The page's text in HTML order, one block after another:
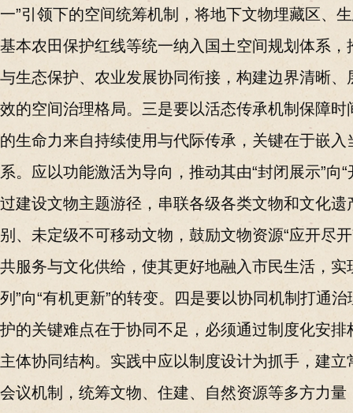
一”引领下的空间统筹机制，将地下文物埋藏区、
基本农田保护红线等统一纳入国土空间规划体系，
与生态保护、农业发展协同衔接，构建边界清晰、
效的空间治理格局。三是要以活态传承机制保障时
的生命力来自持续使用与代际传承，关键在于嵌入
系。应以功能激活为导向，推动其由“封闭展示”向
过建设文物主题游径，串联各级各类文物和文化遗
别、未定级不可移动文物，鼓励文物资源“应开尽
共服务与文化供给，使其更好地融入市民生活，实
列”向“有机更新”的转变。四是要以协同机制打通
护的关键难点在于协同不足，必须通过制度化安排
主体协同结构。实践中应以制度设计为抓手，建立
会议机制，统筹文物、住建、自然资源等多方力量